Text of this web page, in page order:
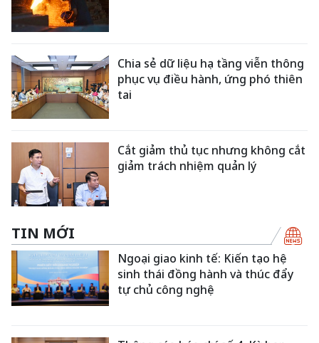
Chia sẻ dữ liệu hạ tầng viễn thông
phục vụ điều hành, ứng phó thiên
tai
Cắt giảm thủ tục nhưng không cắt
giảm trách nhiệm quản lý
TIN MỚI
Ngoại giao kinh tế: Kiến tạo hệ
sinh thái đồng hành và thúc đẩy
tự chủ công nghệ